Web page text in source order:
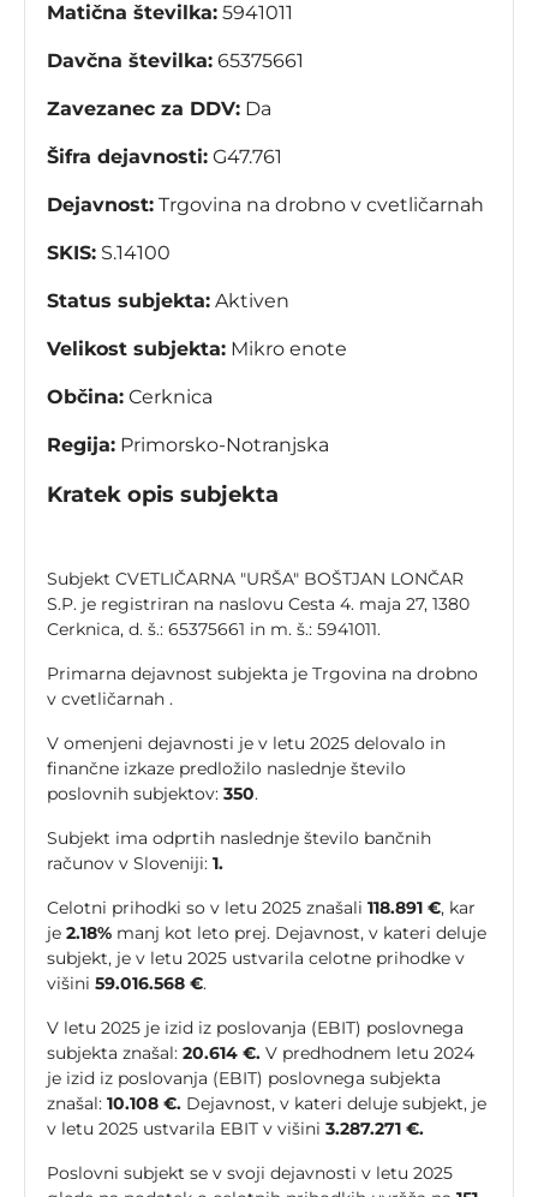
Matična številka: 5941011
Davčna številka: 65375661
Zavezanec za DDV: Da
Šifra dejavnosti: G47.761
Dejavnost: Trgovina na drobno v cvetličarnah
SKIS: S.14100
Status subjekta: Aktiven
Velikost subjekta: Mikro enote
Občina: Cerknica
Regija: Primorsko-Notranjska
Kratek opis subjekta
Subjekt CVETLIČARNA "URŠA" BOŠTJAN LONČAR
S.P. je registriran na naslovu Cesta 4. maja 27, 1380
Cerknica, d. š.: 65375661 in m. š.: 5941011.
Primarna dejavnost subjekta je Trgovina na drobno
v cvetličarnah .
V omenjeni dejavnosti je v letu 2025 delovalo in
finančne izkaze predložilo naslednje število
poslovnih subjektov: 350.
Subjekt ima odprtih naslednje število bančnih
računov v Sloveniji: 1.
Celotni prihodki so v letu 2025 znašali 118.891 €, kar
je 2.18% manj kot leto prej. Dejavnost, v kateri deluje
subjekt, je v letu 2025 ustvarila celotne prihodke v
višini 59.016.568 €.
V letu 2025 je izid iz poslovanja (EBIT) poslovnega
subjekta znašal: 20.614 €. V predhodnem letu 2024
je izid iz poslovanja (EBIT) poslovnega subjekta
znašal: 10.108 €. Dejavnost, v kateri deluje subjekt, je
v letu 2025 ustvarila EBIT v višini 3.287.271 €.
Poslovni subjekt se v svoji dejavnosti v letu 2025